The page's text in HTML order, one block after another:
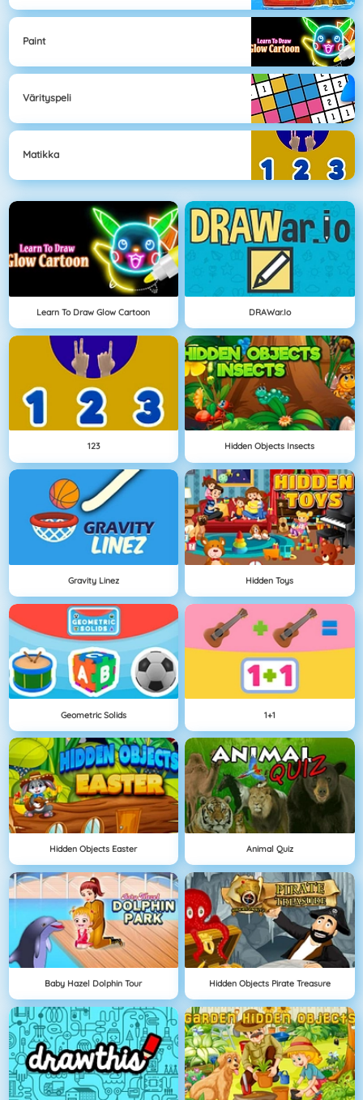
Paint
Värityspeli
Matikka
Learn To Draw Glow Cartoon DRAWar.io
123 Hidden Objects Insects
Gravity Linez Hidden Toys
Geometric Solids 1+1
Hidden Objects Easter Animal Quiz
Baby Hazel Dolphin Tour Hidden Objects Pirate Treasure